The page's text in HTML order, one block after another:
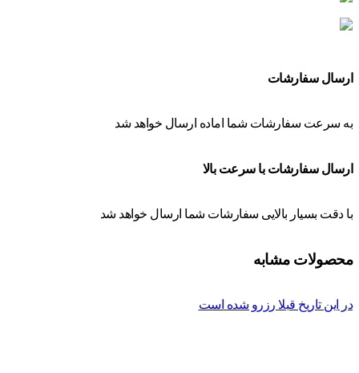
ارسال سفارشات
به سرعت سفارشات شما اماده ارسال خواهد شد
ارسال سفارشات با سرعت بالا
با دقت بسیار بالایی سفارشات شما ارسال خواهد شد
محصولات مشابه
در این تاریخ قبلا رزرو شده است